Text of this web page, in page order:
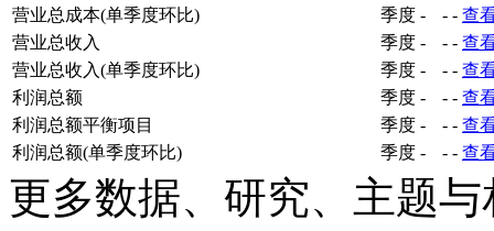
营业总成本(单季度环比)
季度 - - - 查
营业总收入
季度 - - - 查
营业总收入(单季度环比)
季度 - - - 查
利润总额
季度 - - - 查
利润总额平衡项目
季度 - - - 查
利润总额(单季度环比)
季度 - - - 查
更多数据、研究、主题